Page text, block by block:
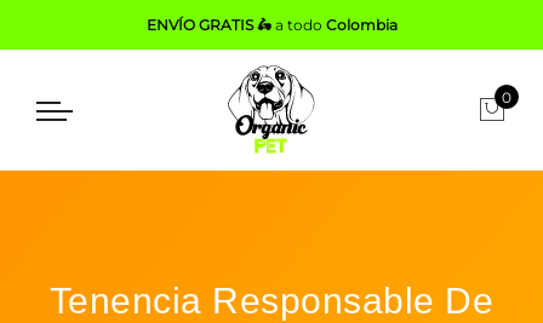
ENVÍO GRATIS 🛵a todo Colombia
0
Tenencia Responsable De